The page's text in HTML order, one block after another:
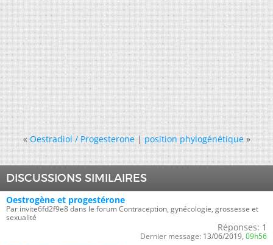
« Oestradiol / Progesterone|position phylogénétique »
DISCUSSIONS SIMILAIRES
Oestrogène et progestérone
Par invite6fd2f9e8 dans le forum Contraception, gynécologie, grossesse et
sexualité
Réponses: 1
Dernier message: 13/06/2019, 09h56